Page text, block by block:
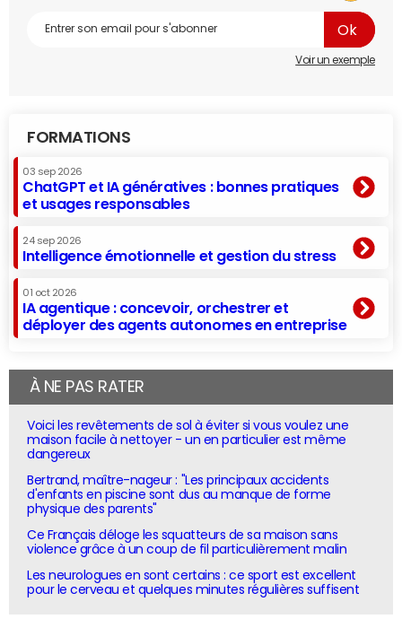
Voir un exemple
FORMATIONS
03 sep 2026
ChatGPT et IA génératives : bonnes pratiques
et usages responsables
24 sep 2026
Intelligence émotionnelle et gestion du stress
01 oct 2026
IA agentique : concevoir, orchestrer et
déployer des agents autonomes en entreprise
À NE PAS RATER
Voici les revêtements de sol à éviter si vous voulez une
maison facile à nettoyer - un en particulier est même
dangereux
Bertrand, maître-nageur : "Les principaux accidents
d'enfants en piscine sont dus au manque de forme
physique des parents"
Ce Français déloge les squatteurs de sa maison sans
violence grâce à un coup de fil particulièrement malin
Les neurologues en sont certains : ce sport est excellent
pour le cerveau et quelques minutes régulières suffisent